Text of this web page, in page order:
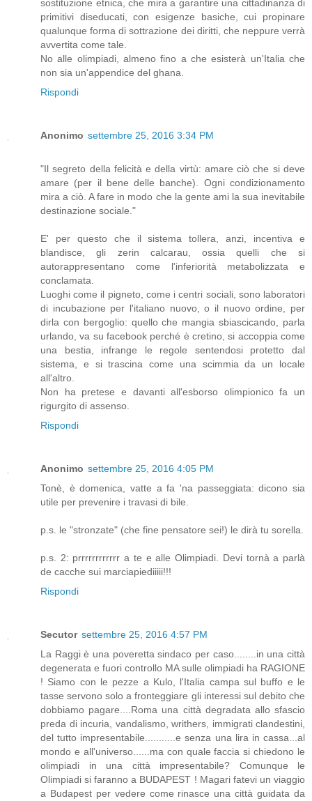
sostituzione etnica, che mira a garantire una cittadinanza di
primitivi diseducati, con esigenze basiche, cui propinare
qualunque forma di sottrazione dei diritti, che neppure verrà
avvertita come tale.
No alle olimpiadi, almeno fino a che esisterà un'Italia che
non sia un'appendice del ghana.
Rispondi
Anonimo settembre 25, 2016 3:34 PM
"Il segreto della felicità e della virtù: amare ciò che si deve
amare (per il bene delle banche). Ogni condizionamento
mira a ciò. A fare in modo che la gente ami la sua inevitabile
destinazione sociale."
E' per questo che il sistema tollera, anzi, incentiva e
blandisce, gli zerin calcarau, ossia quelli che si
autorappresentano come l'inferiorità metabolizzata e
conclamata.
Luoghi come il pigneto, come i centri sociali, sono laboratori
di incubazione per l'italiano nuovo, o il nuovo ordine, per
dirla con bergoglio: quello che mangia sbiascicando, parla
urlando, va su facebook perché è cretino, si accoppia come
una bestia, infrange le regole sentendosi protetto dal
sistema, e si trascina come una scimmia da un locale
all'altro.
Non ha pretese e davanti all'esborso olimpionico fa un
rigurgito di assenso.
Rispondi
Anonimo settembre 25, 2016 4:05 PM
Tonè, è domenica, vatte a fa 'na passeggiata: dicono sia
utile per prevenire i travasi di bile.
p.s. le "stronzate" (che fine pensatore sei!) le dirà tu sorella.
p.s. 2: prrrrrrrrrrrr a te e alle Olimpiadi. Devi tornà a parlà
de cacche sui marciapiediiiii!!!
Rispondi
Secutor settembre 25, 2016 4:57 PM
La Raggi è una poveretta sindaco per caso........in una città
degenerata e fuori controllo MA sulle olimpiadi ha RAGIONE
! Siamo con le pezze a Kulo, l'Italia campa sul buffo e le
tasse servono solo a fronteggiare gli interessi sul debito che
dobbiamo pagare....Roma una città degradata allo sfascio
preda di incuria, vandalismo, writhers, immigrati clandestini,
del tutto impresentabile...........e senza una lira in cassa...al
mondo e all'universo......ma con quale faccia si chiedono le
olimpiadi in una città impresentabile? Comunque le
Olimpiadi si faranno a BUDAPEST ! Magari fatevi un viaggio
a Budapest per vedere come rinasce una città guidata da